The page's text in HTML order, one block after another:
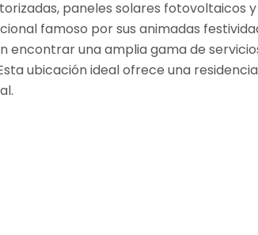
paneles solares fotovoltaicos
famoso por sus animadas
encontrar una amplia gama de
ubicación ideal ofrece una